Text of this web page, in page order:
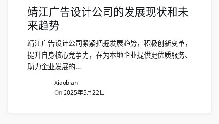
靖江广告设计公司的发展现状和未
来趋势
靖江广告设计公司紧紧把握发展趋势，积极创新变革，
提升自身核心竞争力，在为本地企业提供更优质服务、
助力企业发展的…
Xiaobian
On2025年5月22日